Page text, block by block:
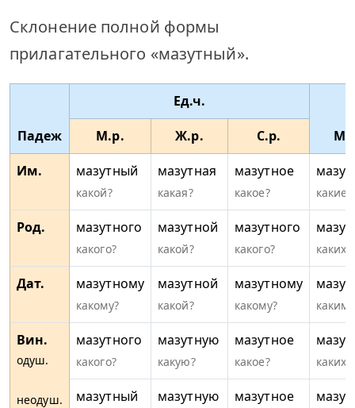
Склонение полной формы
прилагательного «мазутный».
Падеж
Ед.ч.
М.р. Ж.р.
С.р.
Им.
мазутный
какой?
мазутная
какая?
мазутное
какое? какие?
Род. мазутного
какого?
мазутной
какой?
мазутного
какого? каких?
Дат. мазутному
какому?
мазутной
какой?
мазутному
какому? каким?
Вин.
одуш.
неодуш.
мазутного
какого?
мазутную
какую?
мазутное
какое? каких?
мазутный мазутную мазутное